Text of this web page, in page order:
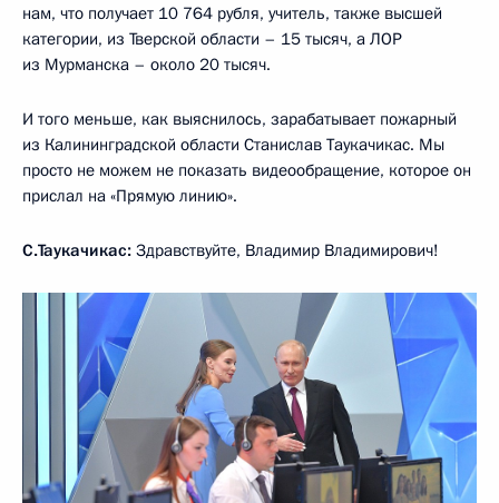
нам, что получает 10 764 рубля, учитель, также высшей
категории, из Тверской области – 15 тысяч, а ЛОР
из Мурманска – около 20 тысяч.
И того меньше, как выяснилось, зарабатывает пожарный
из Калининградской области Станислав Таукачикас. Мы
просто не можем не показать видеообращение, которое он
прислал на «Прямую линию».
С.Таукачикас: Здравствуйте, Владимир Владимирович!